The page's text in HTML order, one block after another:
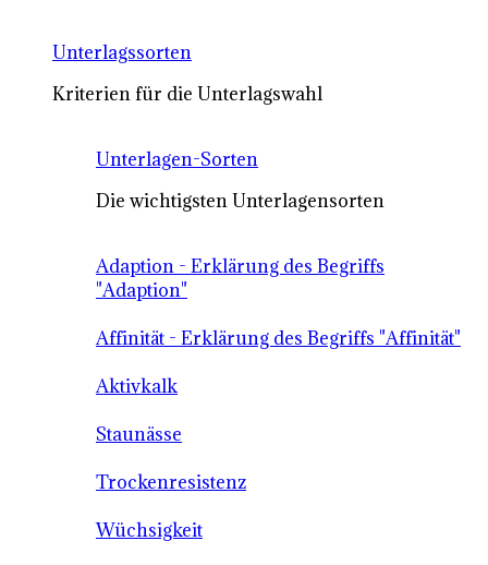
Unterlagssorten
Kriterien für die Unterlagswahl
Unterlagen-Sorten
Die wichtigsten Unterlagensorten
Adaption - Erklärung des Begriffs
"Adaption"
Affinität - Erklärung des Begriffs "Affinität"
Aktivkalk
Staunässe
Trockenresistenz
Wüchsigkeit